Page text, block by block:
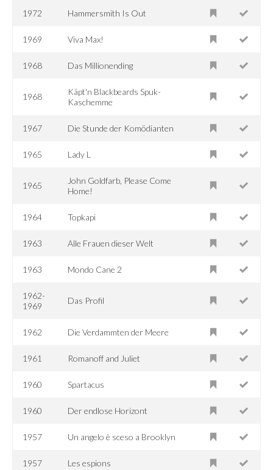
1972 Hammersmith Is Out
1969 Viva Max!
1968 Das Millionending
1968
Käpt'n Blackbeards Spuk-
Kaschemme
1967 Die Stunde der Komödianten
1965 Lady L
1965
John Goldfarb, Please Come
Home!
1964 Topkapi
1963 Alle Frauen dieser Welt
1963 Mondo Cane 2
1962-
1969
Das Profil
1962 Die Verdammten der Meere
1961 Romanoff and Juliet
1960 Spartacus
1960 Der endlose Horizont
1957 Un angelo è sceso a Brooklyn
1957 Les espions